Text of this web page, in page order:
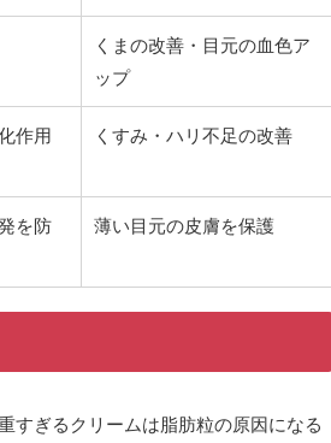
くまの改善・目元の血色ア
ップ
作用 くすみ・ハリ不足の改善
を防
薄い目元の皮膚を保護
すぎるクリームは脂肪粒の原因になる